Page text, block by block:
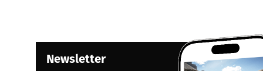
Newsletter